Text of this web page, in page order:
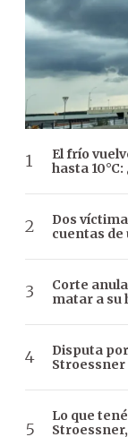
El frío
hasta
Dos
cuentas de
Corte
matar a su
Disputa
Lo que